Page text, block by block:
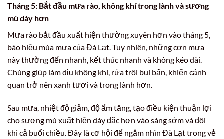
Tháng 5: Bắt đầu mưa rào, không khí trong lành và sương
mù dày hơn
Mưa rào bắt đầu xuất hiện thường xuyên hơn vào tháng 5,
báo hiệu mùa mưa của Đà Lạt. Tuy nhiên, những cơn mưa
này thường đến nhanh, kết thúc nhanh và không kéo dài.
Chúng giúp làm dịu không khí, rửa trôi bụi bẩn, khiến cảnh
quan trở nên xanh tươi và trong lành hơn.
Sau mưa, nhiệt độ giảm, độ ẩm tăng, tạo điều kiện thuận lợi
cho sương mù xuất hiện dày đặc hơn vào sáng sớm và đôi
khi cả buổi chiều. Đây là cơ hội để ngắm nhìn Đà Lạt trong vẻ